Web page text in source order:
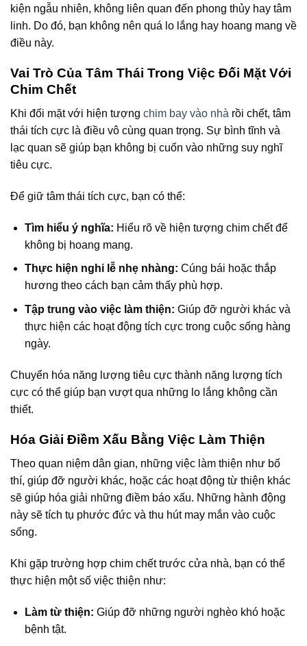
kiện ngẫu nhiên, không liên quan đến phong thủy hay tâm
linh. Do đó, bạn không nên quá lo lắng hay hoang mang về
điều này.
Vai Trò Của Tâm Thái Trong Việc Đối Mặt Với
Chim Chết
Khi đối mặt với hiện tượng chim bay vào nhà rồi chết, tâm
thái tích cực là điều vô cùng quan trọng. Sự bình tĩnh và
lạc quan sẽ giúp bạn không bị cuốn vào những suy nghĩ
tiêu cực.
Để giữ tâm thái tích cực, bạn có thể:
Tìm hiểu ý nghĩa: Hiểu rõ về hiện tượng chim chết để
không bị hoang mang.
Thực hiện nghi lễ nhẹ nhàng: Cúng bái hoặc thắp
hương theo cách bạn cảm thấy phù hợp.
Tập trung vào việc làm thiện: Giúp đỡ người khác và
thực hiện các hoạt động tích cực trong cuộc sống hàng
ngày.
Chuyển hóa năng lượng tiêu cực thành năng lượng tích
cực có thể giúp bạn vượt qua những lo lắng không cần
thiết.
Hóa Giải Điềm Xấu Bằng Việc Làm Thiện
Theo quan niệm dân gian, những việc làm thiện như bố
thí, giúp đỡ người khác, hoặc các hoạt động từ thiện khác
sẽ giúp hóa giải những điềm báo xấu. Những hành động
này sẽ tích tụ phước đức và thu hút may mắn vào cuộc
sống.
Khi gặp trường hợp chim chết trước cửa nhà, bạn có thể
thực hiện một số việc thiện như:
Làm từ thiện: Giúp đỡ những người nghèo khó hoặc
bệnh tật.